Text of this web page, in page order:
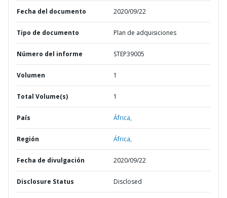
Fecha del documento 2020/09/22
Tipo de documento Plan de adquisiciones
Número del informe STEP39005
Volumen 1
Total Volume(s) 1
País África,
Región África,
Fecha de divulgación 2020/09/22
Disclosure Status Disclosed